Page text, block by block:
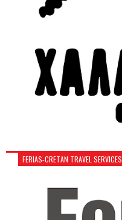
FERIAS-CRETAN TRAVEL SERVICES